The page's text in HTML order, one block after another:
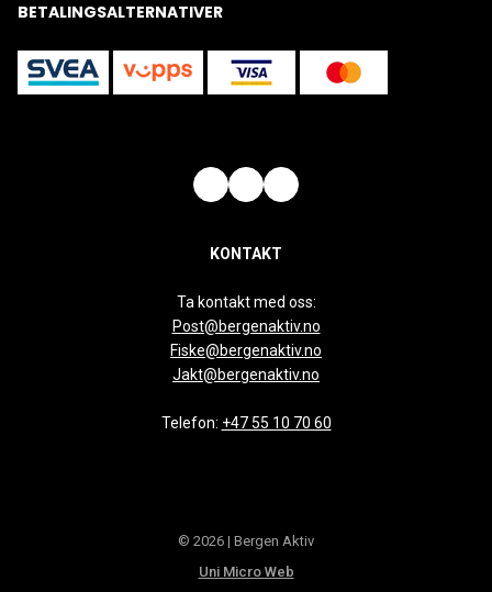
BETALINGSALTERNATIVER
KONTAKT
Ta kontakt med oss:
Post@bergenaktiv.no
Fiske@bergenaktiv.no
Jakt@bergenaktiv.no
Telefon: +47 55 10 70 60
© 2026 | Bergen Aktiv
Uni Micro Web